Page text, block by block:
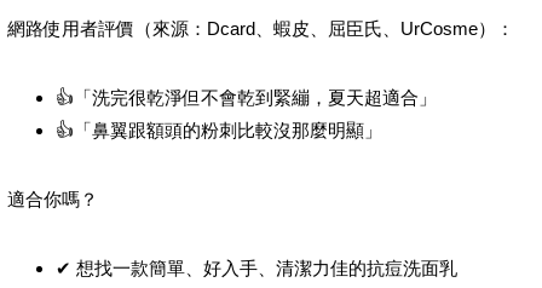
網路使用者評價（來源：Dcard、蝦皮、屈臣氏、UrCosme）：
👍「洗完很乾淨但不會乾到緊繃，夏天超適合」
👍「鼻翼跟額頭的粉刺比較沒那麼明顯」
適合你嗎？
✔ 想找一款簡單、好入手、清潔力佳的抗痘洗面乳